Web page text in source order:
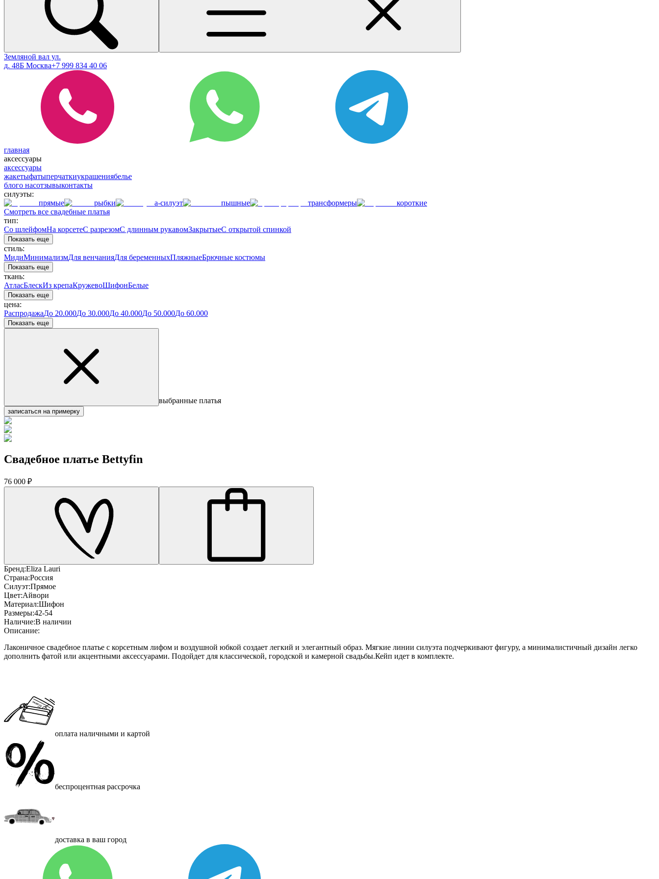
Земляной вал ул.
д. 48Б Москва+7 999 834 40 06
главная
аксессуары
аксессуары
жакетыфатыперчаткиукрашениябелье
блого насотзывыконтакты
силуэты:
прямые
рыбки а-силуэт пышные трансформеры
короткие
Смотреть все свадебные платья
тип:
Со шлейфомНа корсетеС разрезомС длинным рукавомЗакрытыеС открытой спинкой
Показать еще
стиль:
МидиМинимализмДля венчанияДля беременныхПляжныеБрючные костюмы
Показать еще
ткань:
АтласБлескИз крепаКружевоШифонБелые
Показать еще
цена:
РаспродажаДо 20.000До 30.000До 40.000До 50.000До 60.000
Показать еще
выбранные платья
записаться на примерку
Свадебное платье Bettyfin
76 000 ₽
Бренд:Eliza Lauri
Страна:Россия
Силуэт:Прямое
Цвет:Айвори
Материал:Шифон
Размеры:42-54
Наличие:В наличии
Описание:
Лаконичное свадебное платье с корсетным лифом и воздушной юбкой создает легкий и элегантный образ. Мягкие линии силуэта подчеркивают фигуру, а минималистичный дизайн легко
дополнить фатой или акцентными аксессуарами. Подойдет для классической, городской и камерной свадьбы.Кейп идет в комплекте.
оплата наличными и картой
беспроцентная рассрочка
доставка в ваш город